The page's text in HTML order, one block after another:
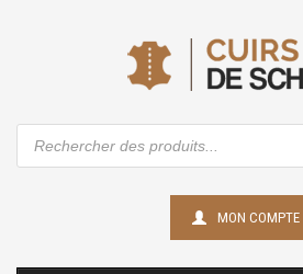
Recherche
de
produits
MON COMPTE